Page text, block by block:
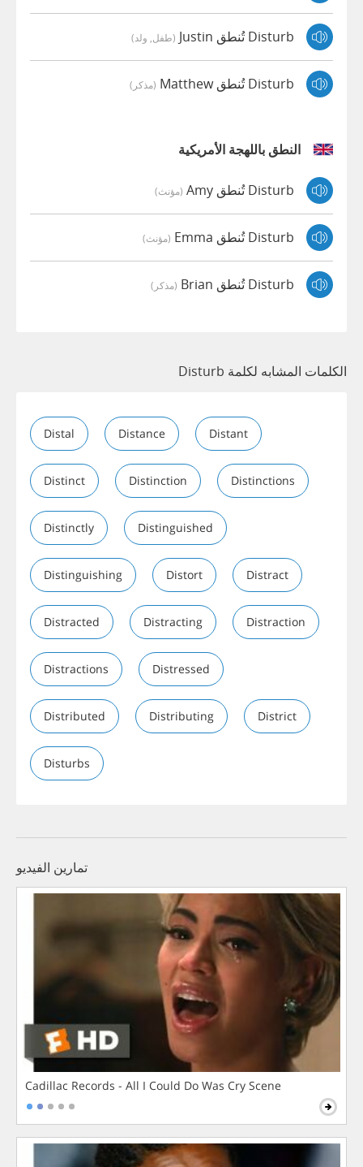
Disturb تُنطق Justin (طفل, ولد)
Disturb تُنطق Matthew (مذكر)
النطق باللهجة الأمريكية
Disturb تُنطق Amy (مؤنث)
Disturb تُنطق Emma (مؤنث)
Disturb تُنطق Brian (مذكر)
الكلمات المشابه لكلمة Disturb
Distal Distance Distant
Distinct Distinction Distinctions
Distinctly Distinguished
Distinguishing Distort Distract
Distracted Distracting Distraction
Distractions Distressed
Distributed Distributing District
Disturbs
تمارين الفيديو
Cadillac Records - All I Could Do Was Cry Scene